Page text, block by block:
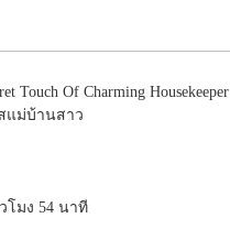
Touch Of Charming Housekeeper
แม่บ้านสาว
โมง 54 นาที